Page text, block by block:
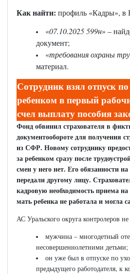
Как найти: профиль «Кадры», в
«07.10.2025 599н» –
документ;
«требования охраны
материал.
Сотрудник взял отпуск по
ребенком в первый
счел выплату пособия
Фонд обвинил страхователя в
документообороте для получения
из СФР. Новому сотруднику
за ребенком сразу после
смен у него нет. Его обязанности
передали другому лицу.
кадровую необходимость приема
мать ребенка не работала и могла
АС Уральского округа контролеров
мужчина – многодетный
несовершеннолетними детьми;
он уже был в отпуске по
предыдущего работодателя, к